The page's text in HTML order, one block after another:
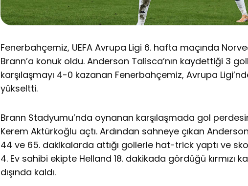
Fenerbahçemiz, UEFA Avrupa Ligi 6. hafta maçında
Brann’a konuk oldu. Anderson Talisca’nın kaydettiği 3
karşılaşmayı 4-0 kazanan Fenerbahçemiz, Avrupa
yükseltti.
Brann Stadyumu’nda oynanan karşılaşmada gol
Kerem Aktürkoğlu açtı. Ardından sahneye çıkan
44 ve 65. dakikalarda attığı gollerle hat-trick yaptı ve
4. Ev sahibi ekipte Helland 18. dakikada gördüğü kırmızı
dışında kaldı.